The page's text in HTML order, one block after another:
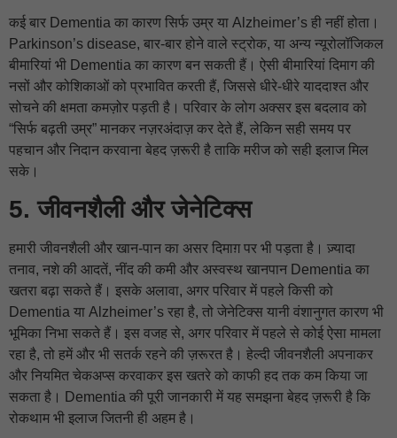
कई बार Dementia का कारण सिर्फ उम्र या Alzheimer’s ही नहीं होता।
Parkinson’s disease, बार-बार होने वाले स्ट्रोक, या अन्य न्यूरोलॉजिकल
बीमारियां भी Dementia का कारण बन सकती हैं। ऐसी बीमारियां दिमाग की
नसों और कोशिकाओं को प्रभावित करती हैं, जिससे धीरे-धीरे याददाश्त और
सोचने की क्षमता कमज़ोर पड़ती है। परिवार के लोग अक्सर इस बदलाव को
“सिर्फ बढ़ती उम्र” मानकर नज़रअंदाज़ कर देते हैं, लेकिन सही समय पर
पहचान और निदान करवाना बेहद ज़रूरी है ताकि मरीज को सही इलाज मिल
सके।
5. जीवनशैली और जेनेटिक्स
हमारी जीवनशैली और खान-पान का असर दिमाग़ पर भी पड़ता है। ज़्यादा
तनाव, नशे की आदतें, नींद की कमी और अस्वस्थ खानपान Dementia का
खतरा बढ़ा सकते हैं। इसके अलावा, अगर परिवार में पहले किसी को
Dementia या Alzheimer’s रहा है, तो जेनेटिक्स यानी वंशानुगत कारण भी
भूमिका निभा सकते हैं। इस वजह से, अगर परिवार में पहले से कोई ऐसा मामला
रहा है, तो हमें और भी सतर्क रहने की ज़रूरत है। हेल्दी जीवनशैली अपनाकर
और नियमित चेकअप्स करवाकर इस खतरे को काफी हद तक कम किया जा
सकता है। Dementia की पूरी जानकारी में यह समझना बेहद ज़रूरी है कि
रोकथाम भी इलाज जितनी ही अहम है।